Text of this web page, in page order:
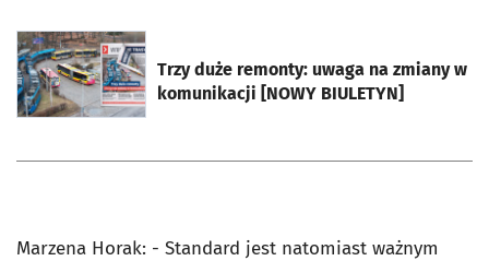
Trzy duże remonty: uwaga na zmiany w
komunikacji [NOWY BIULETYN]
otworzy się w nowej karcie
Marzena Horak: - Standard jest natomiast ważnym